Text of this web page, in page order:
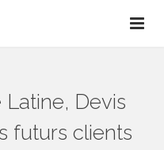
Devis
futurs clients